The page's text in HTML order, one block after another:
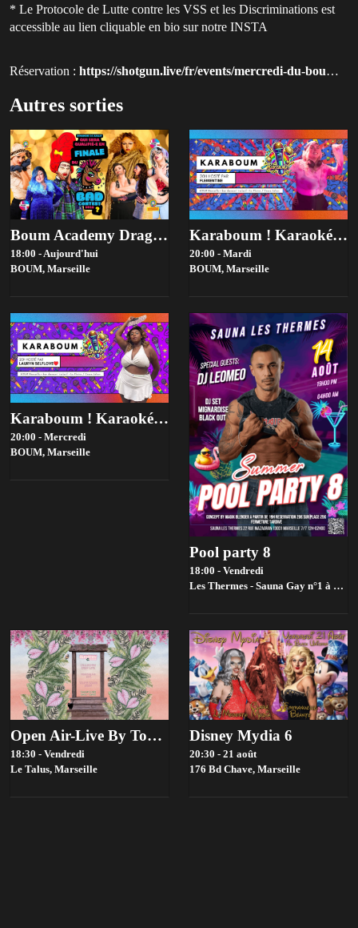
* Le Protocole de Lutte contre les VSS et les Discriminations est
accessible au lien cliquable en bio sur notre INSTA
Réservation : https://shotgun.live/fr/events/mercredi-du-boum-karaboum-karaoke-flementine-2037?utm_source=queer-paris
Autres sorties
Boum Academy Drag Contest 2026 - Bad Contest-Tiers …
18:00 - Aujourd'hui
BOUM, Marseille
Karaboum ! Karaoké Hosté Par Flémentine
20:00 - Mardi
BOUM, Marseille
Karaboum ! Karaoké Hosté Par Lauryn Selflove
20:00 - Mercredi
BOUM, Marseille
Pool party 8
18:00 - Vendredi
Les Thermes - Sauna Gay n°1 à Marseille,
Open Air-Live By Toupie Sound X Slowmow
18:30 - Vendredi
Le Talus, Marseille
Disney Mydia 6
20:30 - 21 août
176 Bd Chave, Marseille